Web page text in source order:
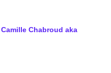
Camille Chabroud aka